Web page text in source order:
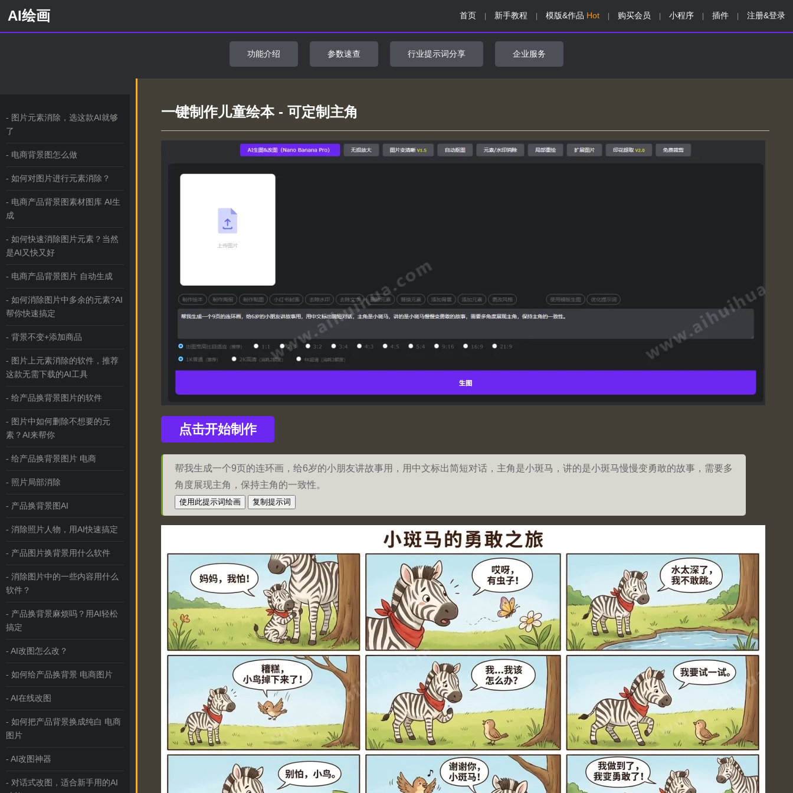
AI绘画 首页 新手教程 模版&作品 Hot 购买会员 小程序 插件 注册&登录
功能介绍 参数速查 行业提示词分享 企业服务
一键制作儿童绘本 - 可定制主角
点击开始制作
帮我生成一个9页的连环画，给6岁的小朋友讲故事用，用中文标出简短对话，主角是小斑马，讲的是小斑马慢慢变勇敢的故事，需要多
角度展现主角，保持主角的一致性。
使用此提示词绘画 复制提示词
- 图片元素消除，选这款AI就够
了
- 电商背景图怎么做
- 如何对图片进行元素消除？
- 电商产品背景图素材图库 AI生
成
- 如何快速消除图片元素？当然
是AI又快又好
- 电商产品背景图片 自动生成
- 如何消除图片中多余的元素?AI
帮你快速搞定
- 背景不变+添加商品
- 图片上元素消除的软件，推荐
这款无需下载的AI工具
- 给产品换背景图片的软件
- 图片中如何删除不想要的元
素？AI来帮你
- 给产品换背景图片 电商
- 照片局部消除
- 产品换背景图AI
- 消除照片人物，用AI快速搞定
- 产品图片换背景用什么软件
- 消除图片中的一些内容用什么
软件？
- 产品换背景麻烦吗？用AI轻松
搞定
- AI改图怎么改？
- 如何给产品换背景 电商图片
- AI在线改图
- 如何把产品背景换成纯白 电商
图片
- AI改图神器
- 对话式改图，适合新手用的AI